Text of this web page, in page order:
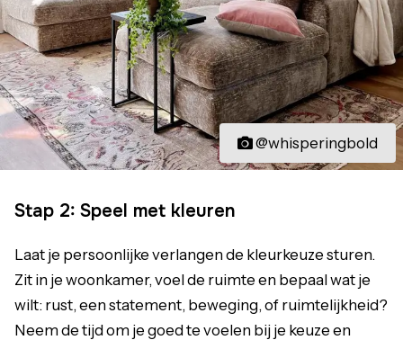
@whisperingbold
Stap 2: Speel met kleuren
Laat je persoonlijke verlangen de kleurkeuze sturen.
Zit in je woonkamer, voel de ruimte en bepaal wat je
wilt: rust, een statement, beweging, of ruimtelijkheid?
Neem de tijd om je goed te voelen bij je keuze en